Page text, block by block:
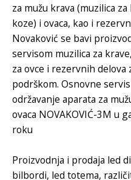
za mužu krava (muzilica za
koze) i ovaca, kao i
Novaković se bavi
servisom muzilica za krave,
za ovce i rezervnih delova
podrškom. Osnovne
održavanje aparata za
ovaca NOVAKOVIĆ-3M u
roku
Proizvodnja i prodaja led
bilbordi, led totema,